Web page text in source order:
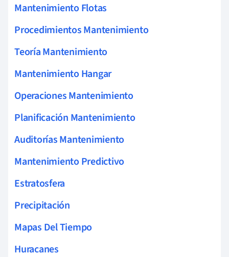
Mantenimiento Flotas
Procedimientos Mantenimiento
Teoría Mantenimiento
Mantenimiento Hangar
Operaciones Mantenimiento
Planificación Mantenimiento
Auditorías Mantenimiento
Mantenimiento Predictivo
Estratosfera
Precipitación
Mapas Del Tiempo
Huracanes